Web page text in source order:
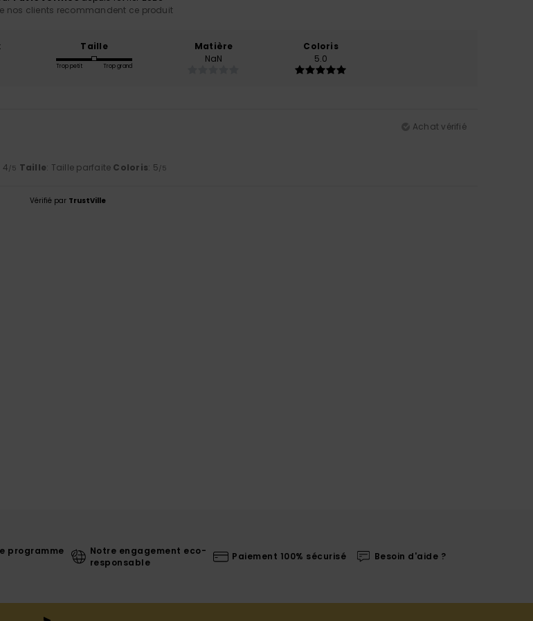
nos clients recommandent ce produit
Taille
Trop petit Trop grand
Matière
NaN
Coloris
5.0
Achat vérifié
4/5 Taille: Taille parfaite Coloris: 5/5
Vérifié par TrustVille
programme
Notre engagement eco-
responsable
Paiement 100% sécurisé Besoin d'aide ?